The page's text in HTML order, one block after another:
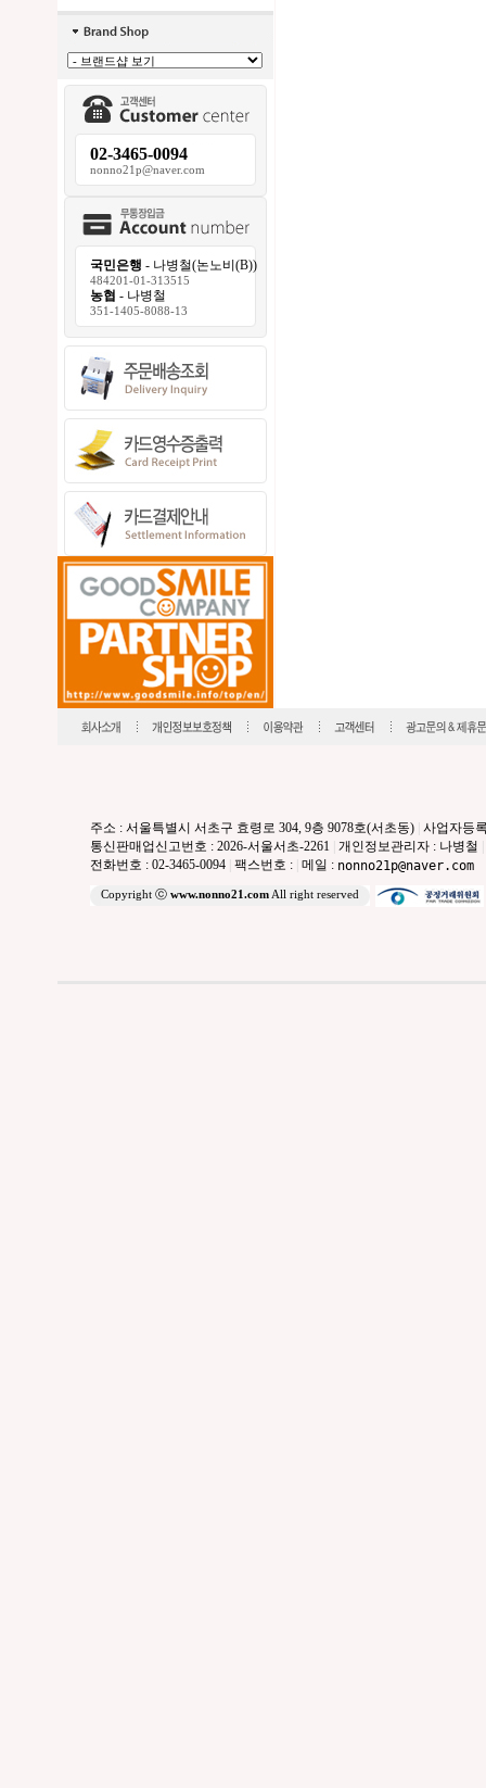
02-3465-0094
nonno21p@naver.com
국민은행 - 나병철(논노비(B))
484201-01-313515
농협 - 나병철
351-1405-8088-13
주소 : 서울특별시 서초구 효령로 304, 9층 9078호(서초동) 사업자등
통신판매업신고번호 : 2026-서울서초-2261 개인정보관리자 : 나병철
전화번호 : 02-3465-0094 팩스번호 : 메일 : nonno21p@naver.com
Copyright ⓒ www.nonno21.comAll right reserved